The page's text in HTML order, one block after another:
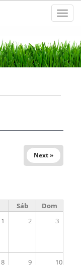
Toggle
Next »
Sáb
Dom
1 2 3
8 9 10